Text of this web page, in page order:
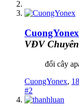
CuongYonex
VĐV
đổi cây
CuongYonex,
#2